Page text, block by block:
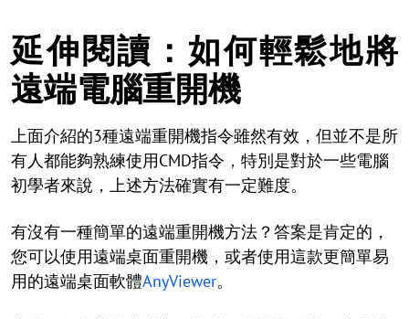
延伸閱讀：如何輕鬆地將
遠端電腦重開機
上面介紹的3種遠端重開機指令雖然有效，但並不是所
有人都能夠熟練使用CMD指令，特別是對於一些電腦
初學者來說，上述方法確實有一定難度。
有沒有一種簡單的遠端重開機方法？答案是肯定的，
您可以使用遠端桌面重開機，或者使用這款更簡單易
用的遠端桌面軟體AnyViewer。